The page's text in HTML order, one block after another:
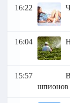
16:22
16:04
15:57
шпионов